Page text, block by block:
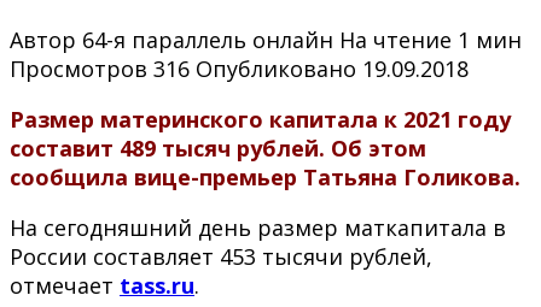
Автор 64-я параллель онлайн На чтение 1 мин
Просмотров 316 Опубликовано 19.09.2018
Размер материнского капитала к 2021 году
составит 489 тысяч рублей. Об этом
сообщила вице-премьер Татьяна Голикова.
На сегодняшний день размер маткапитала в
России составляет 453 тысячи рублей,
отмечает tass.ru.